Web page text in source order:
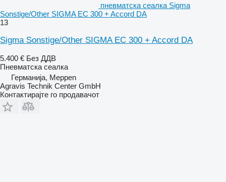
пневматска сеалка Sigma
Sonstige/Other SIGMA EC 300 + Accord DA
13
Sigma Sonstige/Other SIGMA EC 300 + Accord DA
5.400 € Без ДДВ
Пневматска сеалка
Германија, Meppen
Agravis Technik Center GmbH
Контактирајте го продавачот